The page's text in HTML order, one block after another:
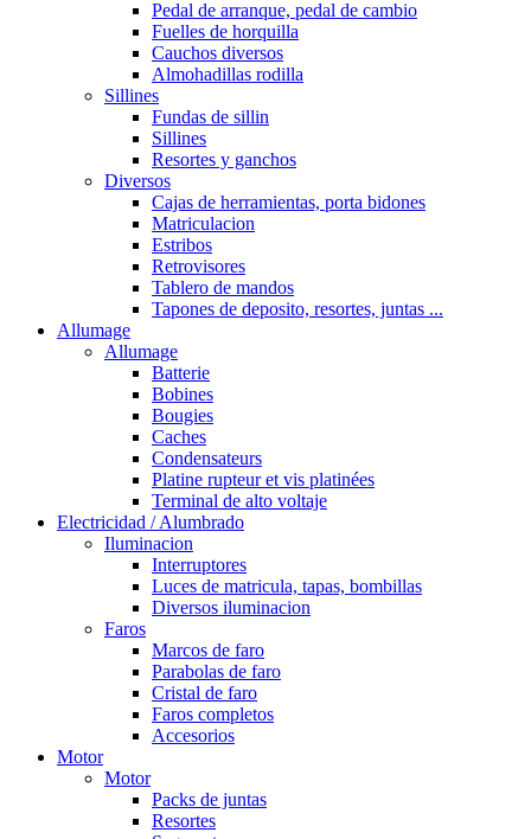
Pedal de arranque, pedal de cambio
Fuelles de horquilla
Cauchos diversos
Almohadillas rodilla
Sillines
Fundas de sillin
Sillines
Resortes y ganchos
Diversos
Cajas de herramientas, porta bidones
Matriculacion
Estribos
Retrovisores
Tablero de mandos
Tapones de deposito, resortes, juntas ...
Allumage
Allumage
Batterie
Bobines
Bougies
Caches
Condensateurs
Platine rupteur et vis platinées
Terminal de alto voltaje
Electricidad / Alumbrado
Iluminacion
Interruptores
Luces de matricula, tapas, bombillas
Diversos iluminacion
Faros
Marcos de faro
Parabolas de faro
Cristal de faro
Faros completos
Accesorios
Motor
Motor
Packs de juntas
Resortes